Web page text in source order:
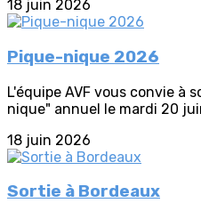
18 juin 2026
Pique-nique 2026
L'équipe AVF vous convie à
nique" annuel le mardi 20
18 juin 2026
Sortie à Bordeaux